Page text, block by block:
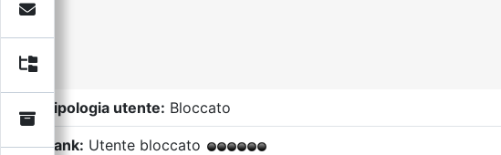
Archivio
Tipologia utente: Bloccato
Rank: Utente bloccato